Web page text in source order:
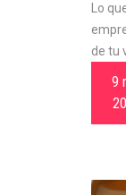
Lo
de tu
9